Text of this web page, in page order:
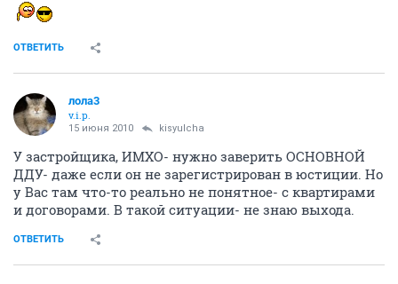
ОТВЕТИТЬ
лола3
v.i.p.
15 июня 2010 kisyulcha
У застройщика, ИМХО- нужно заверить ОСНОВНОЙ
ДДУ- даже если он не зарегистрирован в юстиции. Но
у Вас там что-то реально не понятное- с квартирами
и договорами. В такой ситуации- не знаю выхода.
ОТВЕТИТЬ